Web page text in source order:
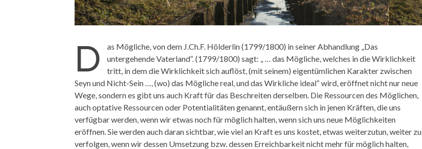
D
as Mögliche, von dem J.Ch.F. Hölderlin (1799/1800) in seiner Abhandlung „Das
untergehende Vaterland“. (1799/1800) sagt: „ … das Mögliche, welches in die Wirklichkeit
tritt, in dem die Wirklichkeit sich auflöst, (mit seinem) eigentümlichen Karakter zwischen
Seyn und Nicht-Sein …, (wo) das Mögliche real, und das Wirkliche ideal“ wird, eröffnet nicht nur neue
Wege, sondern es gibt uns auch Kraft für das Beschreiten derselben. Die Ressourcen des Möglichen,
auch optative Ressourcen oder Potentialitäten genannt, entäußern sich in jenen Kräften, die uns
verfügbar werden, wenn wir etwas noch für möglich halten, wenn sich uns neue Möglichkeiten
eröffnen. Sie werden auch daran sichtbar, wie viel an Kraft es uns kostet, etwas weiterzutun, weiter zu
verfolgen, wenn wir dessen Umsetzung bzw. dessen Erreichbarkeit nicht mehr für möglich halten,